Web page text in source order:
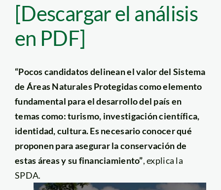
[Descargar el análisis
en PDF]
“Pocos candidatos delinean el valor del Sistema
de Áreas Naturales Protegidas como elemento
fundamental para el desarrollo del país en
temas como: turismo, investigación científica,
identidad, cultura. Es necesario conocer qué
proponen para asegurar la conservación de
estas áreas y su financiamiento”, explica la
SPDA.